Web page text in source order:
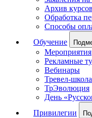
Архив
Обработка
Способы
Обучение
Мероприятия
Рекламные
Вебинары
Тревел-
ТрЭволюция
День
Привилегии